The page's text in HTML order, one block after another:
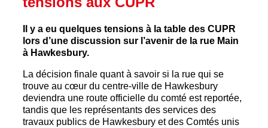
Il y a eu quelques tensions à la table des CUPR
lors d’une discussion sur l’avenir de la rue Main
à Hawkesbury.
La décision finale quant à savoir si la rue qui se
trouve au cœur du centre-ville de Hawkesbury
deviendra une route officielle du comté est reportée,
tandis que les représentants des services des
travaux publics de Hawkesbury et des Comtés unis